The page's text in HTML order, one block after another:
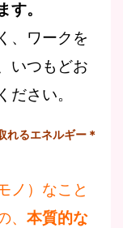
す。
、ワークを
いつもどお
ださい。
れるエネルギー＊
ノ）なこと
、 本質的な